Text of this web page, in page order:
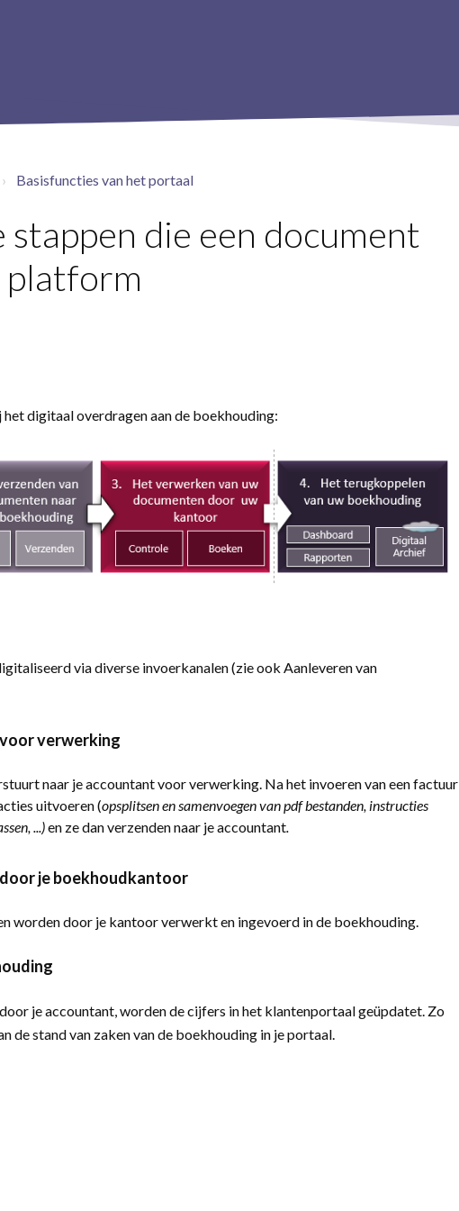
Basisfuncties van het portaal
die een document
platform
digitaal overdragen aan de boekhouding:
via diverse invoerkanalen (zie ook Aanleveren van
verwerking
naar je accountant voor verwerking. Na het invoeren van een factuur
uitvoeren (opsplitsen en samenvoegen van pdf bestanden, instructies
...)en ze dan verzenden naar je accountant.
je boekhoudkantoor
worden door je kantoor verwerkt en ingevoerd in de boekhouding.
je accountant, worden de cijfers in het klantenportaal geüpdatet. Zo
de stand van zaken van de boekhouding in je portaal.